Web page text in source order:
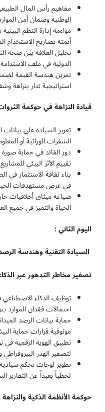
مفاهيم رأس المال
الوطنية وضمان أمن
مواءمة إدارة النظم
أتمتة تصاريح الاستخدام
تحليل العلاقة بين صحة
الدولية في ملف
تمرين هندسة القيمة
استراتيجية تدار بنزاهة
قيادة النزاهة في حوكمة
تعزيز السيادة على
الشفرات الوراثية أو
دور القائد في حماية
تقييم الأثر البيئي
بناء ثقافة الاستثمار في
في عرض مستهدفات
صياغة ميثاق أخلاقيات
الحياة والتميز في جميع
اليوم الثاني :
السيادة التقنية وهندسة
تصفير مخاطر التدهور عبر
توظيف الذكاء الاصطناعي
احتمالات فقدان الموارد
حماية بيانات الرصد
موثوقية قرارات حماية
تطبيق الهوية الرقمية في
لتصفير الهدر البيروقراطي
تطوير لوحات تحكم
لحظياً بعيداً عن التقارير
حوكمة الأنظمة الذكية والنزاهة